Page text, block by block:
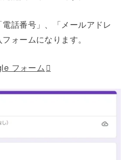
電話番号」、「メールアドレ
ォームになります。
フォーム